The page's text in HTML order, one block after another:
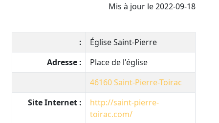
Mis à jour le 2022-09-18
:
Église Saint-Pierre
Adresse :
Place de l'église
46160Saint-Pierre-Toirac
Site Internet :
http://saint-pierre-
toirac.com/